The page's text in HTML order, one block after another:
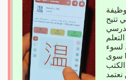
تتيح
لسوء
سوى
نعتمد